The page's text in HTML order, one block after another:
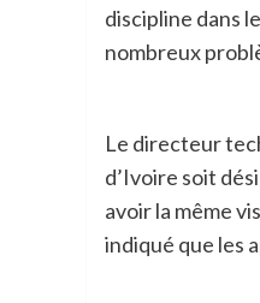
discipline dans
nombreux
Le directeur
d’Ivoire soit
avoir la même
indiqué que les